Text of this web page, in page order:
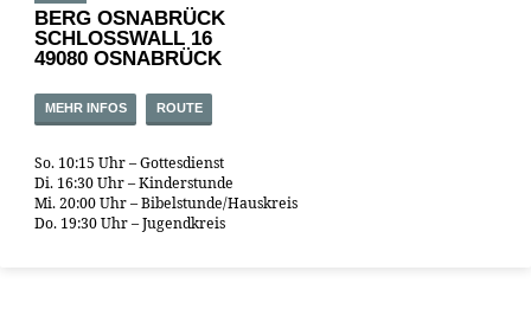
BERG OSNABRÜCK
SCHLOSSWALL 16
49080 OSNABRÜCK
MEHR INFOS ROUTE
So. 10:15 Uhr – Gottesdienst
Di. 16:30 Uhr – Kinderstunde
Mi. 20:00 Uhr – Bibelstunde/Hauskreis
Do. 19:30 Uhr – Jugendkreis